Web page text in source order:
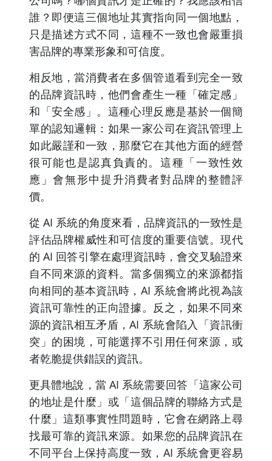
誰？即便這三個地址其實指向同一個地點，
只是描述方式不同，這種不一致也會嚴重損
害品牌的專業形象和可信度。
相反地，當消費者在多個管道看到完全一致
的品牌資訊時，他們會產生一種「確定感」
和「安全感」。這種心理反應是基於一個簡
單的認知邏輯：如果一家公司在資訊管理上
如此嚴謹和一致，那麼它在其他方面的經營
很可能也是認真負責的。這種「一致性效
應」會無形中提升消費者對品牌的整體評
價。
從 AI 系統的角度來看，品牌資訊的一致性是
評估品牌權威性和可信度的重要信號。現代
的 AI 回答引擎在處理資訊時，會交叉驗證來
自不同來源的資料。當多個獨立的來源都指
向相同的基本資訊時，AI 系統會將此視為該
資訊可靠性的正向證據。反之，如果不同來
源的資訊相互矛盾，AI 系統會陷入「資訊衝
突」的困境，可能選擇不引用任何來源，或
者乾脆提供錯誤的資訊。
更具體地說，當 AI 系統需要回答「這家公司
的地址是什麼」或「這個品牌的聯絡方式是
什麼」這類事實性問題時，它會在網路上尋
找最可靠的資訊來源。如果您的品牌資訊在
不同平台上保持高度一致，AI 系統會更容易